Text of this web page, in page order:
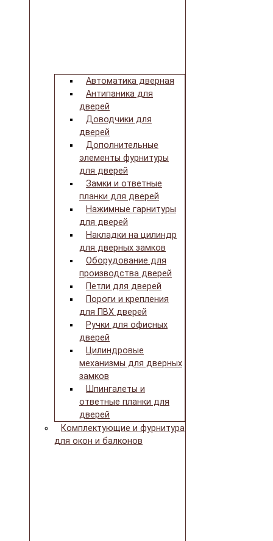
Автоматика дверная
Антипаника для
дверей
Доводчики для
дверей
Дополнительные
элементы фурнитуры
для дверей
Замки и ответные
планки для дверей
Нажимные гарнитуры
для дверей
Накладки на цилиндр
для дверных замков
Оборудование для
производства дверей
Петли для дверей
Пороги и крепления
для ПВХ дверей
Ручки для офисных
дверей
Цилиндровые
механизмы для дверных
замков
Шпингалеты и
ответные планки для
дверей
Комплектующие и фурнитура
для окон и балконов